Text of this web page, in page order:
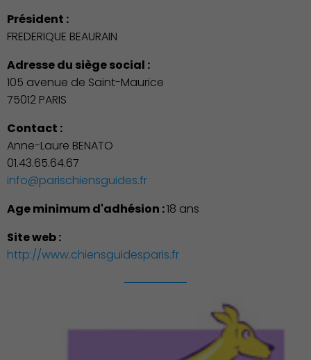
Président :
FREDERIQUE BEAURAIN
Adresse du siège social :
105 avenue de Saint-Maurice
75012 PARIS
Contact :
Anne-Laure BENATO
01.43.65.64.67
info@parischiensguides.fr
Age minimum d'adhésion :18 ans
Site web :
http://www.chiensguidesparis.fr